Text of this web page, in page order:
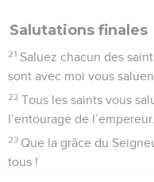
Salutations finales
21 Saluez chacun des
sont avec moi vous
22 Tous les saints vous
l’entourage de l’empereur.
23 Que la grâce du
tous !